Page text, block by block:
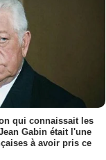
qui connaissait les
Gabin était l'une
à avoir pris ce